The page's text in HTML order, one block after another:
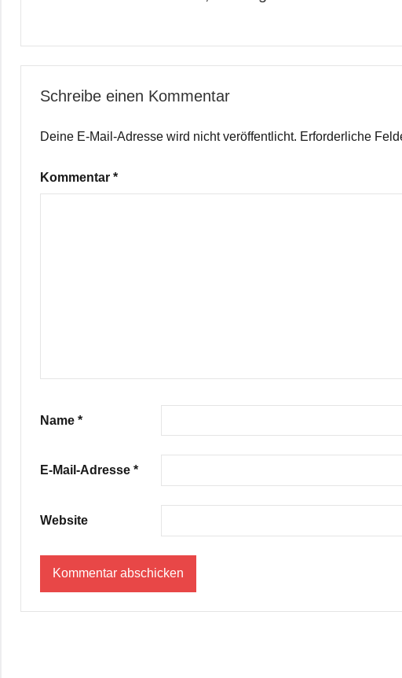
Schreibe einen Kommentar
Deine E-Mail-Adresse wird nicht veröffentlicht. Erforderliche
Kommentar *
Name *
E-Mail-Adresse *
Website